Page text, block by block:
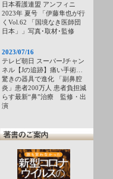
日本看護連盟 アンフィニ
2023年 夏号 「伊藤隼也が行
くVol.62 「国境なき医師団
日本」」写真･取材･監修
2023/07/16
テレビ朝日 スーパーJチャン
ネル【Jの追跡】痛い手術…
驚きの器具で進化 「副鼻腔
炎」患者200万人 患者負担減
らす最新“鼻”治療 監修・出
演